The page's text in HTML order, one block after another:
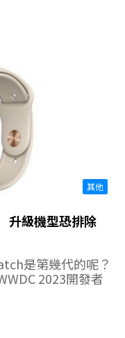
其他
級機型恐排除
是第幾代的呢？
2023開發者